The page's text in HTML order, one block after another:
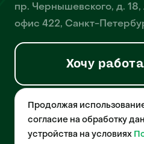
пр. Чернышевского, д.
офис 422, Санкт-
Хочу
© 2026 Pet-Yes. ООО «Биржа
осуществляет деятельность в
технологий, деятельность по
собственного программного
Продолжая
согласие на обработку
устройства на условиях